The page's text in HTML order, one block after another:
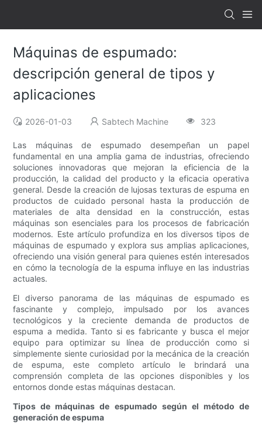
Máquinas de espumado:
descripción general de tipos y
aplicaciones
2026-01-03 Sabtech Machine 323
Las máquinas de espumado desempeñan un papel
fundamental en una amplia gama de industrias, ofreciendo
soluciones innovadoras que mejoran la eficiencia de la
producción, la calidad del producto y la eficacia operativa
general. Desde la creación de lujosas texturas de espuma en
productos de cuidado personal hasta la producción de
materiales de alta densidad en la construcción, estas
máquinas son esenciales para los procesos de fabricación
modernos. Este artículo profundiza en los diversos tipos de
máquinas de espumado y explora sus amplias aplicaciones,
ofreciendo una visión general para quienes estén interesados
​​en cómo la tecnología de la espuma influye en las industrias
actuales.
El diverso panorama de las máquinas de espumado es
fascinante y complejo, impulsado por los avances
tecnológicos y la creciente demanda de productos de
espuma a medida. Tanto si es fabricante y busca el mejor
equipo para optimizar su línea de producción como si
simplemente siente curiosidad por la mecánica de la creación
de espuma, este completo artículo le brindará una
comprensión completa de las opciones disponibles y los
entornos donde estas máquinas destacan.
Tipos de máquinas de espumado según el método de
generación de espuma